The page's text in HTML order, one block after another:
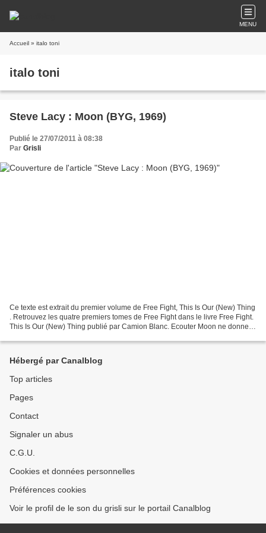
MENU
Accueil » italo toni
italo toni
Steve Lacy : Moon (BYG, 1969)
Publié le 27/07/2011 à 08:38
Par Grisli
Ce texte est extrait du premier volume de Free Fight, This Is Our (New) Thing
. Retrouvez les quatre premiers tomes de Free Fight dans le livre Free Fight.
This Is Our (New) Thing publié par Camion Blanc. Ecouter Moon ne donnera
Hébergé par Canalblog
Top articles
Pages
Contact
Signaler un abus
C.G.U.
Cookies et données personnelles
Préférences cookies
Voir le profil de le son du grisli sur le portail Canalblog